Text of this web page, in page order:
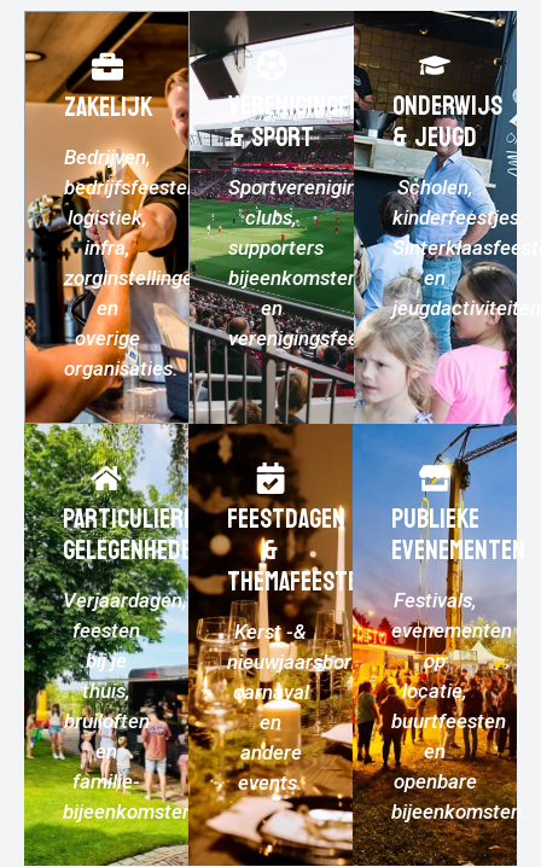
ZAKELIJK
Bedrijven,
bedrijfsfeesten,
logistiek,
infra,
zorginstellingen
en
overige
organisaties.
VERENIGINGEN
& SPORT
Sportverenigingen,
clubs,
supporters
bijeenkomsten
en
verenigingsfeesten.
ONDERWIJS
& JEUGD
Scholen,
kinderfeestjes,
en
PARTICULIERE
GELEGENHEDEN
Verjaardagen,
feesten
bij je
thuis,
bruiloften
en
familie­
bijeenkomsten.
FEESTDAGEN
&
THEMAFEESTEN
Kerst -&
nieuwjaarsborrels,
carnaval
en
andere
events.
PUBLIEKE
EVENEMENTEN
Festivals,
evenementen
op
locatie,
buurtfeesten
en
openbare
bijeenkomsten.